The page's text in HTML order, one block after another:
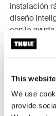
This
We use
provide
instalación
diseño
con la
sabrás
Incluso
final de la
desmontar.